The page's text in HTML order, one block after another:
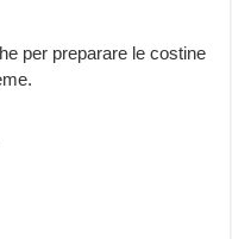
per preparare le costine